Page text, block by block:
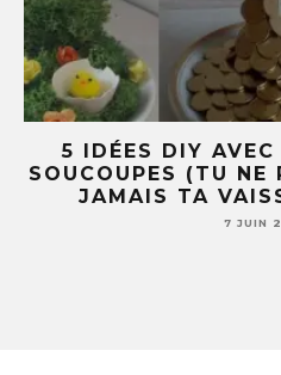
5 IDÉES DIY
SOUCOUPES (TU NE
JAMAIS TA
7 JUIN